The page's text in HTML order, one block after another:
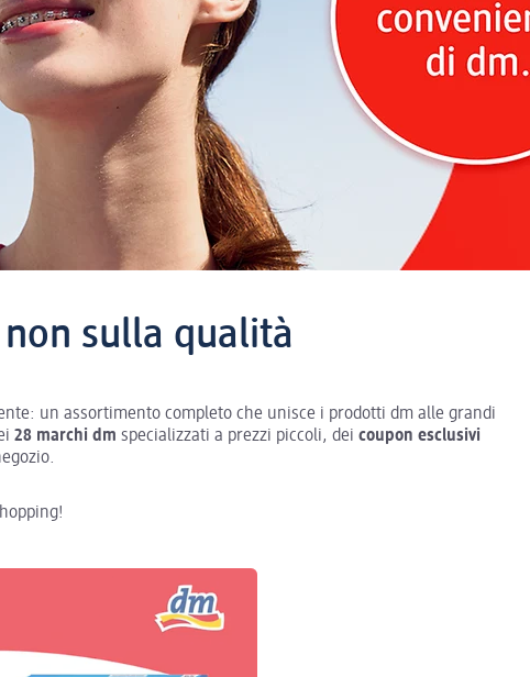
sulla qualità
un assortimento completo che unisce i prodotti dm alle grandi
28 marchi dm specializzati a prezzi piccoli, dei coupon esclusivi